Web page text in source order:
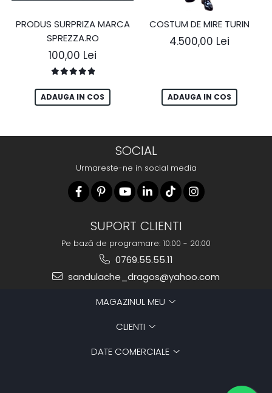
PRODUS SURPRIZA MARCA
SPREZZA.RO
100,00 Lei
ADAUGA IN COS
COSTUM DE MIRE TURIN
4.500,00 Lei
ADAUGA IN COS
SOCIAL
Urmareste-ne in social media
SUPORT CLIENTI
Pe bază de programare: 10:00 - 20:00
0769.55.55.11
sandulache_dragos@yahoo.com
MAGAZINUL MEU
CLIENTI
DATE COMERCIALE